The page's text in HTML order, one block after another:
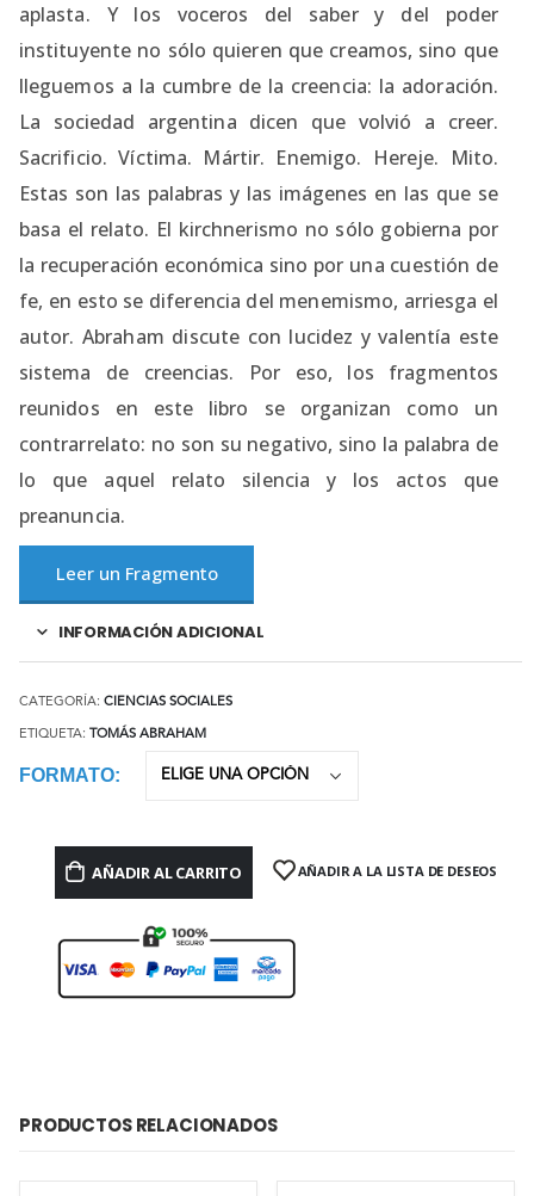
aplasta. Y los voceros del saber y del poder
instituyente no sólo quieren que creamos, sino que
lleguemos a la cumbre de la creencia: la adoración.
La sociedad argentina dicen que volvió a creer.
Sacrificio. Víctima. Mártir. Enemigo. Hereje. Mito.
Estas son las palabras y las imágenes en las que se
basa el relato. El kirchnerismo no sólo gobierna por
la recuperación económica sino por una cuestión de
fe, en esto se diferencia del menemismo, arriesga el
autor. Abraham discute con lucidez y valentía este
sistema de creencias. Por eso, los fragmentos
reunidos en este libro se organizan como un
contrarrelato: no son su negativo, sino la palabra de
lo que aquel relato silencia y los actos que
preanuncia.
Leer un Fragmento
INFORMACIÓN ADICIONAL
CATEGORÍA: CIENCIAS SOCIALES
ETIQUETA: TOMÁS ABRAHAM
FORMATO
AÑADIR AL CARRITO AÑADIR A LA LISTA DE DESEOS
PRODUCTOS RELACIONADOS